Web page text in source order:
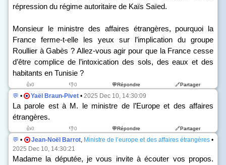
répression du régime autoritaire de Kaïs Saïed.
Monsieur le ministre des affaires étrangères, pourquoi la
France ferme-t-elle les yeux sur l’implication du groupe
Roullier à Gabès ? Allez-vous agir pour que la France cesse
d’être complice de l’intoxication des sols, des eaux et des
habitants en Tunisie ?
👍0 👎0 💬Répondre 🔗Partager
💬 • Yaël Braun-Pivet • 2025 Dec 10, 14:30:09
La parole est à M. le ministre de l’Europe et des affaires
étrangères.
👍0 👎0 💬Répondre 🔗Partager
💬 • Jean-Noël Barrot, Ministre de l’europe et des affaires étrangères•
2025 Dec 10, 14:30:21
Madame la députée, je vous invite à écouter vos propos.